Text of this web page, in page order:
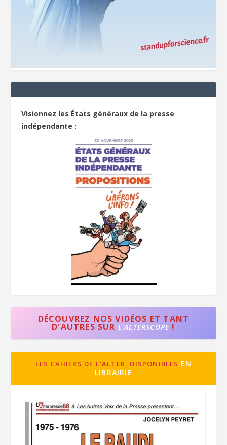
Visionnez les États généraux de la presse
indépendante :
DÉCOUVREZ NOS VIDÉOS ET TANT
D'AUTRES SUR L'ALTERSCOPE !
LES CAHIERS DE L'ALTER, DISPONIBLES EN
LIBRAIRIE